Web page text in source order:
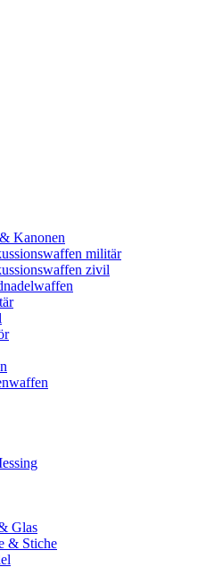
Kanonen
militär
zivil
Glas
& Stiche